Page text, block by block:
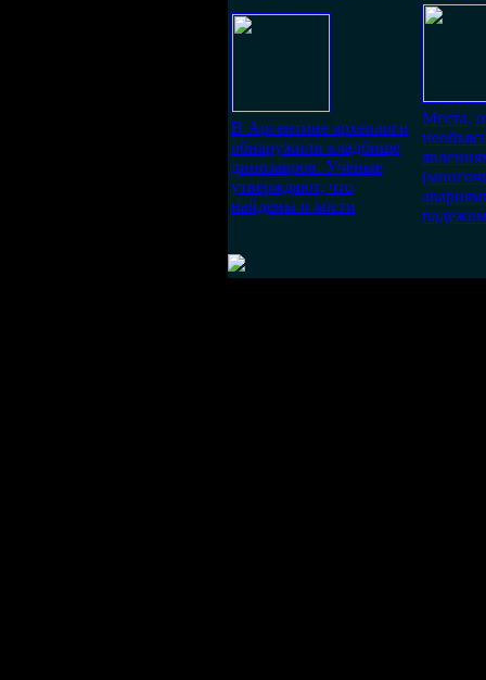
В Аргентине археологи
обнаружили кладбище
динозавров. Учёные
утверждают, что
найдены и кости
Места,